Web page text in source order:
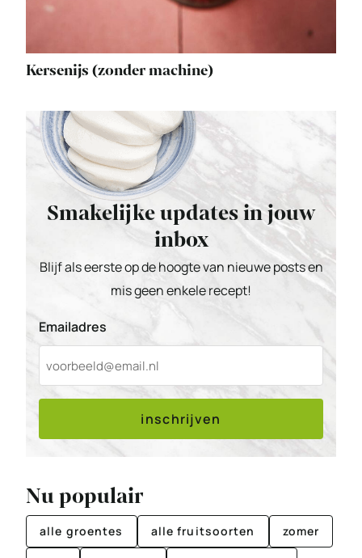
Kersenijs (zonder machine)
Smakelijke updates in jouw
inbox
Blijf als eerste op de hoogte van nieuwe posts en
mis geen enkele recept!
Emailadres
inschrijven
Nu populair
alle groentes alle fruitsoorten zomer